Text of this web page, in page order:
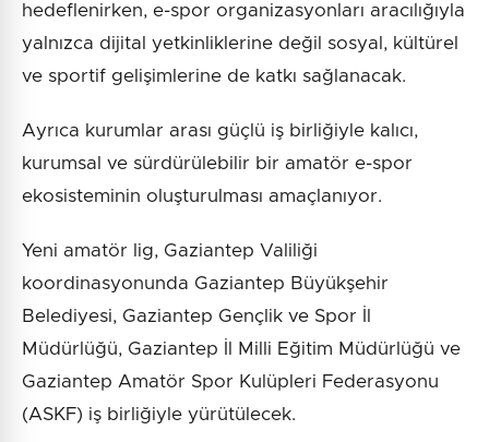
hedeflenirken, e-spor organizasyonları aracılığıyla
yalnızca dijital yetkinliklerine değil sosyal, kültürel
ve sportif gelişimlerine de katkı sağlanacak.
Ayrıca kurumlar arası güçlü iş birliğiyle kalıcı,
kurumsal ve sürdürülebilir bir amatör e-spor
ekosisteminin oluşturulması amaçlanıyor.
Yeni amatör lig, Gaziantep Valiliği
koordinasyonunda Gaziantep Büyükşehir
Belediyesi, Gaziantep Gençlik ve Spor İl
Müdürlüğü, Gaziantep İl Milli Eğitim Müdürlüğü ve
Gaziantep Amatör Spor Kulüpleri Federasyonu
(ASKF) iş birliğiyle yürütülecek.